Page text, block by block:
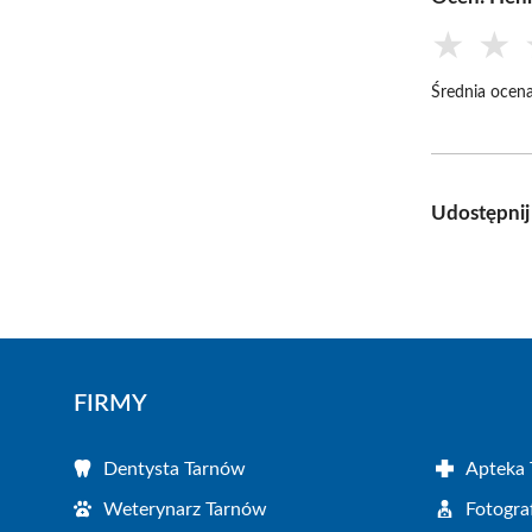
★ ★
Średnia
Udostępnij
FIRMY
Dentysta Tarnów Apteka
Weterynarz Tarnów